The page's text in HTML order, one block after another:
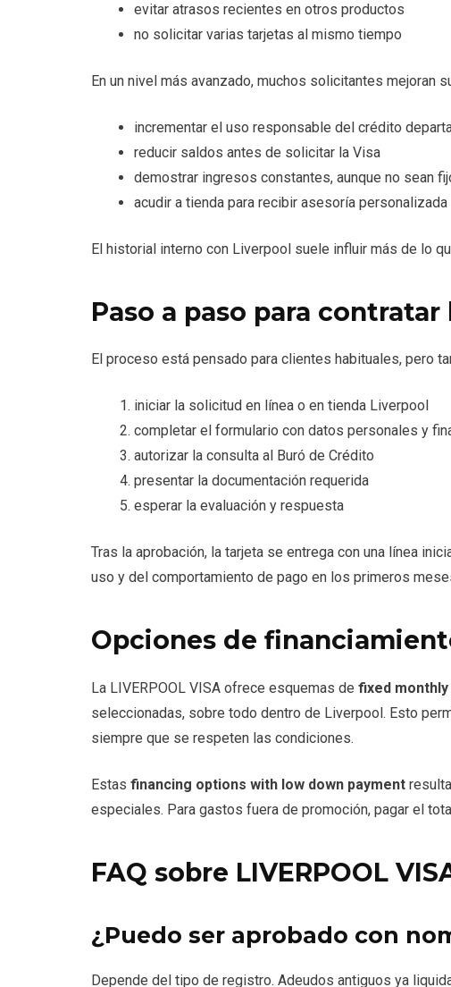
evitar atrasos recientes en otros productos
no solicitar varias tarjetas al mismo tiempo
En un nivel más avanzado, muchos solicitantes mejoran
incrementar el uso responsable del crédito
reducir saldos antes de solicitar la Visa
demostrar ingresos constantes, aunque no sean
acudir a tienda para recibir asesoría personalizada
El historial interno con Liverpool suele influir más de lo
Paso a paso para contratar
El proceso está pensado para clientes habituales, pero
iniciar la solicitud en línea o en tienda Liverpool
completar el formulario con datos personales y
autorizar la consulta al Buró de Crédito
presentar la documentación requerida
esperar la evaluación y respuesta
Tras la aprobación, la tarjeta se entrega con una línea
uso y del comportamiento de pago en los primeros
Opciones de
La LIVERPOOL VISA ofrece esquemas de fixed
seleccionadas, sobre todo dentro de Liverpool. Esto
siempre que se respeten las condiciones.
Estas financing options with low down payment
especiales. Para gastos fuera de promoción, pagar el
FAQ sobre LIVERPOOL
¿Puedo ser aprobado con
Depende del tipo de registro. Adeudos antiguos ya